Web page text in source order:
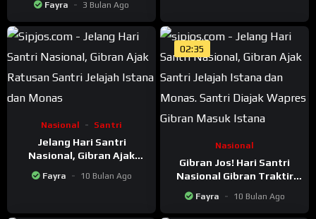
Kendaraan di Jalan Haram!
Fayra 3 Bulan Ago
Nasional Santri
Jelang Hari Santri
Nasional, Gibran Ajak
Ratusan Santri Jelajah
Istana dan Monas
Fayra 10 Bulan Ago
02:35
Nasional
Gibran Jos! Hari Santri
Nasional Gibran Traktir
Santri Ajak Jelajah Istana
Dan Monas
Fayra 10 Bulan Ago